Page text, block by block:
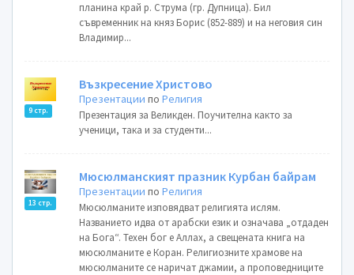
планина край р. Струма (гр. Дупница). Бил
съвременник на княз Борис (852-889) и на неговия син
Владимир...
9 стр.
Възкресение Христово
Презентации поРелигия
Презентация за Великден. Поучителна както за
ученици, така и за студенти...
13 стр.
Мюсюлманският празник Курбан байрам
Презентации поРелигия
Мюсюлманите изповядват религията ислям.
Названието идва от арабски език и означава „отдаден
на Бога“. Техен бог е Аллах, а свещената книга на
мюсюлманите е Коран. Религиозните храмове на
мюсюлманите се наричат джамии, а проповедниците